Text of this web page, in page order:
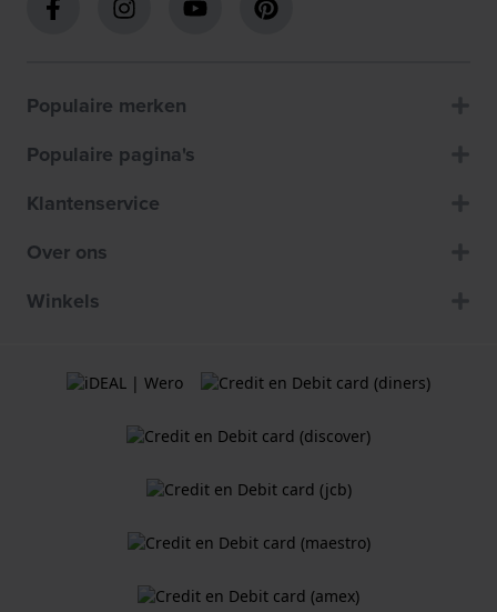
Populaire merken
Populaire pagina's
Klantenservice
Over ons
Winkels